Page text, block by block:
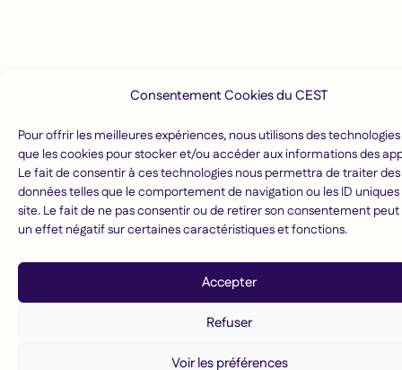
Consentement Cookies du CEST
Pour offrir les meilleures expériences, nous utilisons des
que les cookies pour stocker et/ou accéder aux informations des
Le fait de consentir à ces technologies nous permettra de traiter des
données telles que le comportement de navigation ou les ID
site. Le fait de ne pas consentir ou de retirer son consentement
un effet négatif sur certaines caractéristiques et fonctions.
Accepter
Refuser
Voir les préférences